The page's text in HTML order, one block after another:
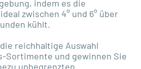
indem es die
zwischen 4° und 6° über
kühlt.
reichhaltige Auswahl
Sortimente und gewinnen Sie
unbegrenzten